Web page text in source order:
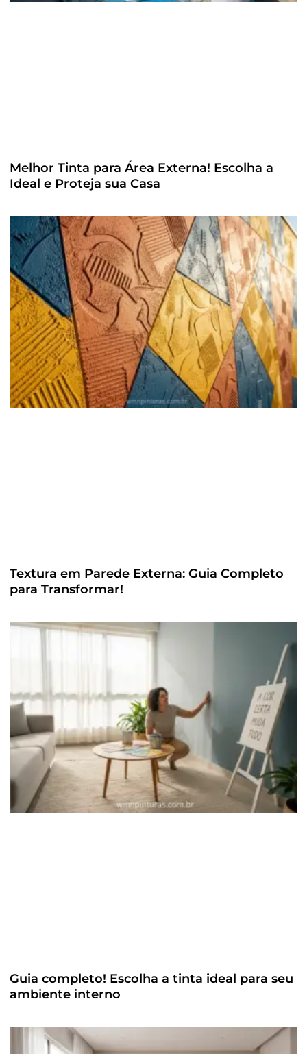
Melhor Tinta para Área Externa! Escolha a
Ideal e Proteja sua Casa
Textura em Parede Externa: Guia Completo
para Transformar!
Guia completo! Escolha a tinta ideal para seu
ambiente interno